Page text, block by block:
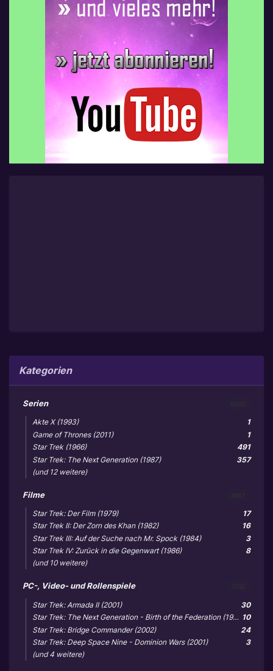
Kategorien
Serien
1
Akte X (1993)
1
Game of Thrones (2011)
491
Star Trek (1966)
357
Star Trek: The Next Generation (1987)
(und 12 weitere)
Filme
17
Star Trek: Der Film (1979)
16
Star Trek II: Der Zorn des Khan (1982)
3
Star Trek III: Auf der Suche nach Mr. Spock (1984)
8
Star Trek IV: Zurück in die Gegenwart (1986)
(und 10 weitere)
PC-, Video- und Rollenspiele
30
Star Trek: Armada II (2001)
10
Star Trek: The Next Generation - Birth of the Federation (1999)
24
Star Trek: Bridge Commander (2002)
3
Star Trek: Deep Space Nine - Dominion Wars (2001)
(und 4 weitere)